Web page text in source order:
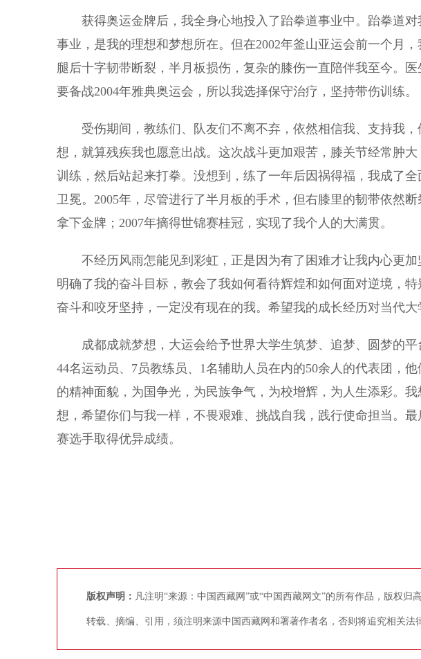
获得奥运金牌后，我全身心地投入了跆拳道事业中。跆拳道对
事业，是我的理想和梦想所在。但在2002年釜山亚运会前一个月
腿后十字韧带断裂，半月板损伤，复杂的膝伤一直陪伴我至今。
要备战2004年雅典奥运会，所以我选择保守治疗，坚持带伤训练。
受伤期间，教练们、队友们不离不弃，依然相信我、支持我，
想，就算残疾我也愿意出战。这次战斗更加艰苦，膝关节经常肿
训练，然后站起来打拳。没想到，练了一年后因祸得福，我成了
卫冕。2005年，尽管进行了半月板的手术，但右膝里的韧带依然
拿下金牌；2007年摘得世锦赛桂冠，实现了我个人的大满贯。
不经历风雨怎能见到彩虹，正是因为有了困难才让我内心更加
明确了我的奋斗目标，教会了我如何看待辉煌和如何面对逆境，
奋斗和咬牙坚持，一定没有现在的我。希望我的成长经历对当代大
成都成就梦想，大运会给予世界大学生筑梦、追梦、圆梦的平
44名运动员、7员教练员、1名辅助人员在内的50余人的代表团，
的精神面貌，为国争光，为民族争气，为校增辉，为人生添彩。
想，希望你们与我一样，不畏艰难、挑战自我，践行使命担当。
赛选手取得优异成绩。
版权声明： 凡注明“来源：中国西藏网”或“中国西藏网文”的所有作品，版权
转载、摘编、引用，须注明来源中国西藏网和署著作者名，否则将追究相关法